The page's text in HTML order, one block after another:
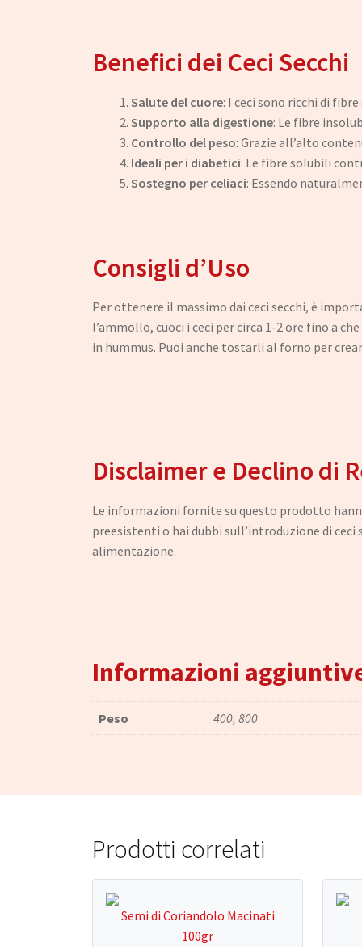
Benefici dei Ceci Secchi
Salute del cuore: I ceci sono ricchi di
Supporto alla digestione: Le fibre
Controllo del peso: Grazie all’alto
Ideali per i diabetici: Le fibre solubili
Sostegno per celiaci: Essendo
Consigli d’Uso
Per ottenere il massimo dai ceci secchi, è
l’ammollo, cuoci i ceci per circa 1-2 ore fino a
in hummus. Puoi anche tostarli al forno per
Disclaimer e Declino di
Le informazioni fornite su questo prodotto
preesistenti o hai dubbi sull’introduzione di
alimentazione.
Informazioni
Peso 400, 800
Prodotti correlati
Semi di Coriandolo Macinati
100gr